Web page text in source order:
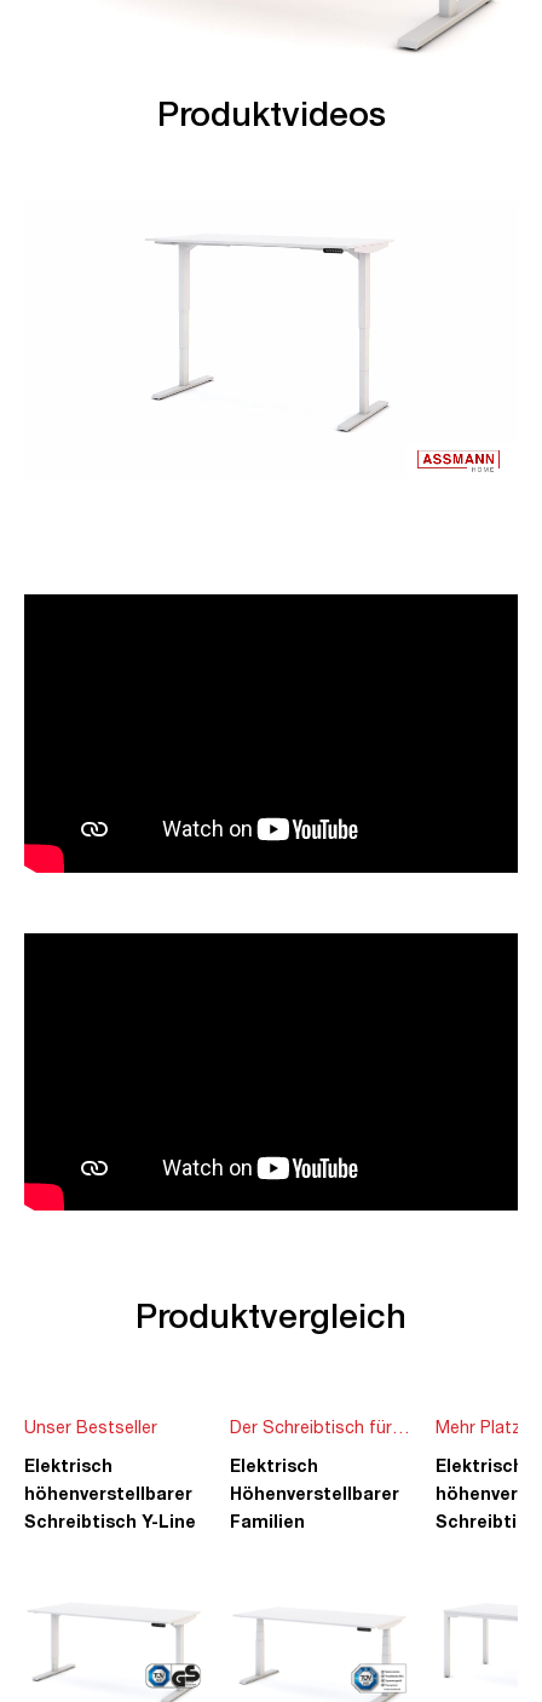
Produktvideos
Produktvergleich
Unser Bestseller
Elektrisch
höhenverstellbarer
Schreibtisch Y-Line
Der Schreibtisch für
die ganze Familie
Elektrisch
Höhenverstellbarer
Familien
Mehr Platz
Ideen
Elektrisch